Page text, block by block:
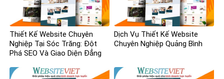
Thiết Kế Website Chuyên
Nghiệp Tại Sóc Trăng: Đột
Phá SEO Và Giao Diện Đẳng
Dịch Vụ Thiết Kế Website
Chuyên Nghiệp Quảng Bình